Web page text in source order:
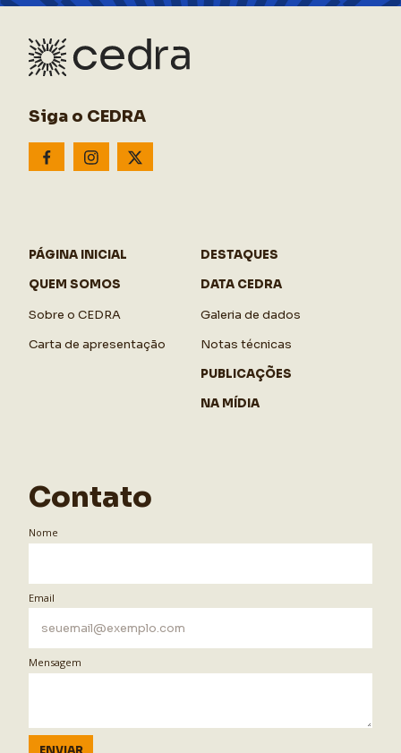
Siga o CEDRA
PÁGINA INICIAL
QUEM SOMOS
Sobre o CEDRA
Carta de apresentação
DESTAQUES
DATA CEDRA
Galeria de dados
Notas técnicas
PUBLICAÇÕES
NA MÍDIA
Contato
Nome
Email
Mensagem
ENVIAR